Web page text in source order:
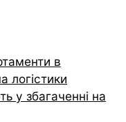
в
логістики
у збагаченні на